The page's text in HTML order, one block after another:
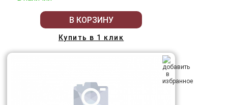
В КОРЗИНУ
Купить в 1 клик